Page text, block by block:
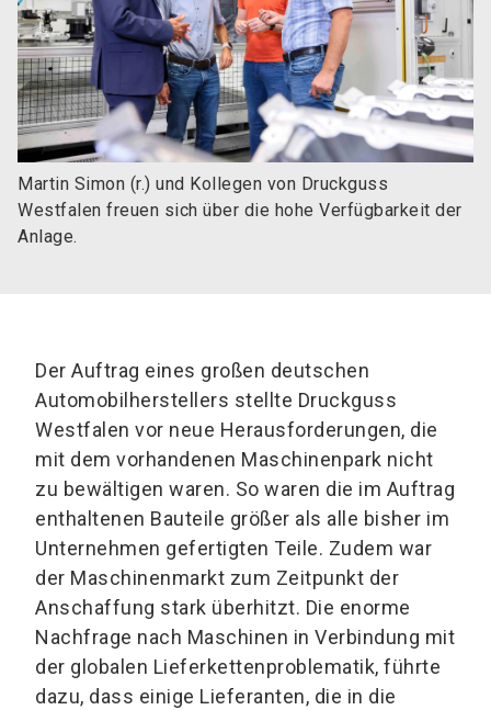
Martin Simon (r.) und Kollegen von Druckguss
Westfalen freuen sich über die hohe Verfügbarkeit der
Anlage.
Der Auftrag eines großen deutschen
Automobilherstellers stellte Druckguss
Westfalen vor neue Herausforderungen, die
mit dem vorhandenen Maschinenpark nicht
zu bewältigen waren. So waren die im Auftrag
enthaltenen Bauteile größer als alle bisher im
Unternehmen gefertigten Teile. Zudem war
der Maschinenmarkt zum Zeitpunkt der
Anschaffung stark überhitzt. Die enorme
Nachfrage nach Maschinen in Verbindung mit
der globalen Lieferkettenproblematik, führte
dazu, dass einige Lieferanten, die in die